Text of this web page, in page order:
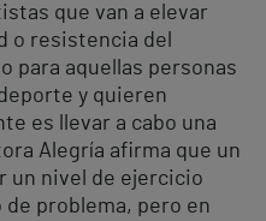
que van a elevar
o resistencia del
para aquellas personas
y quieren
es llevar a cabo una
Alegría afirma que un
un nivel de ejercicio
problema, pero en